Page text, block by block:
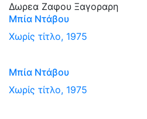
Δωρεα Ζαφου Ξαγοραρη
Μπία Ντάβου
Χωρίς τίτλο, 1975
Μπία Ντάβου
Χωρίς τίτλο, 1975